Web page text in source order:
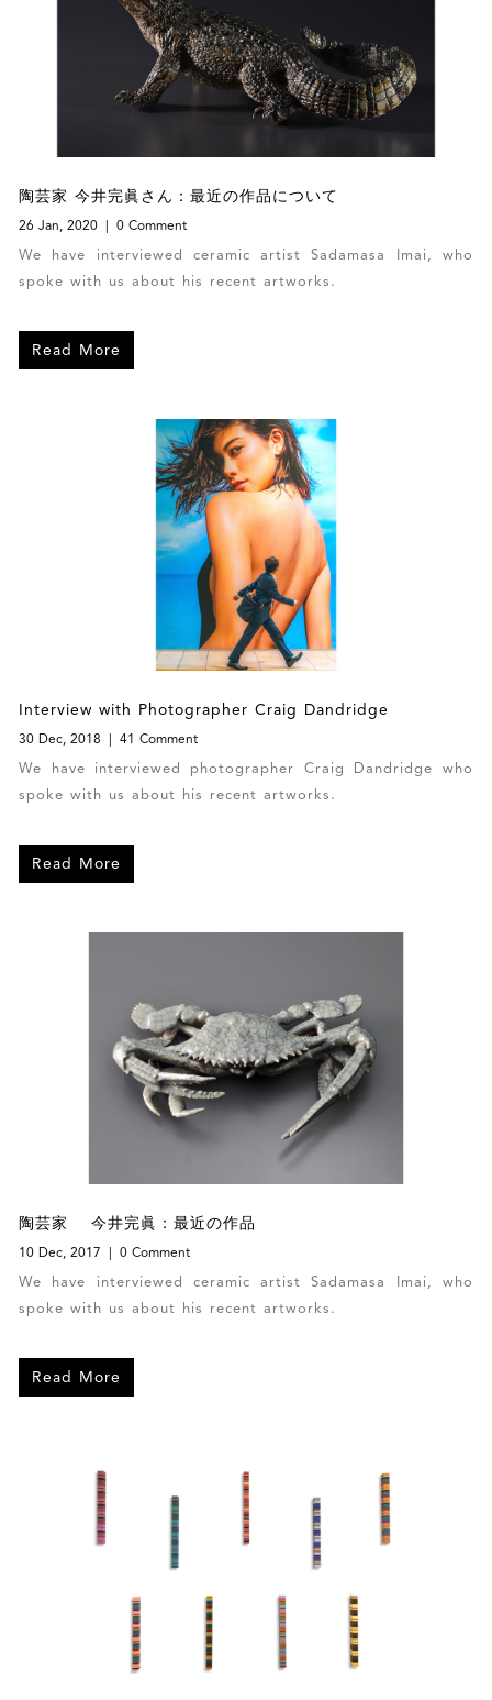
陶芸家 今井完眞さん：最近の作品について
26 Jan, 2020 0 Comment
We have interviewed ceramic artist Sadamasa Imai, who
spoke with us about his recent artworks.
Read More
Interview with Photographer Craig Dandridge
30 Dec, 2018 41 Comment
We have interviewed photographer Craig Dandridge who
spoke with us about his recent artworks.
Read More
陶芸家 今井完眞：最近の作品
10 Dec, 2017 0 Comment
We have interviewed ceramic artist Sadamasa Imai, who
spoke with us about his recent artworks.
Read More